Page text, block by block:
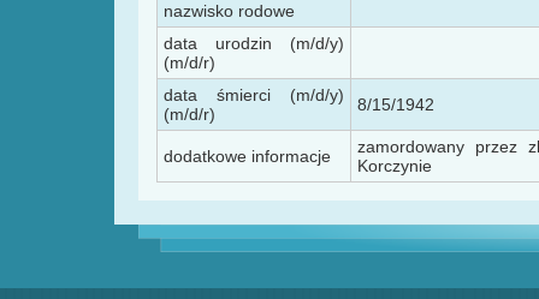
nazwisko rodowe
data urodzin (m/d/y)
(m/d/r)
data śmierci (m/d/y)
(m/d/r)
8/15/1942
dodatkowe informacje
zamordowany przez
Korczynie